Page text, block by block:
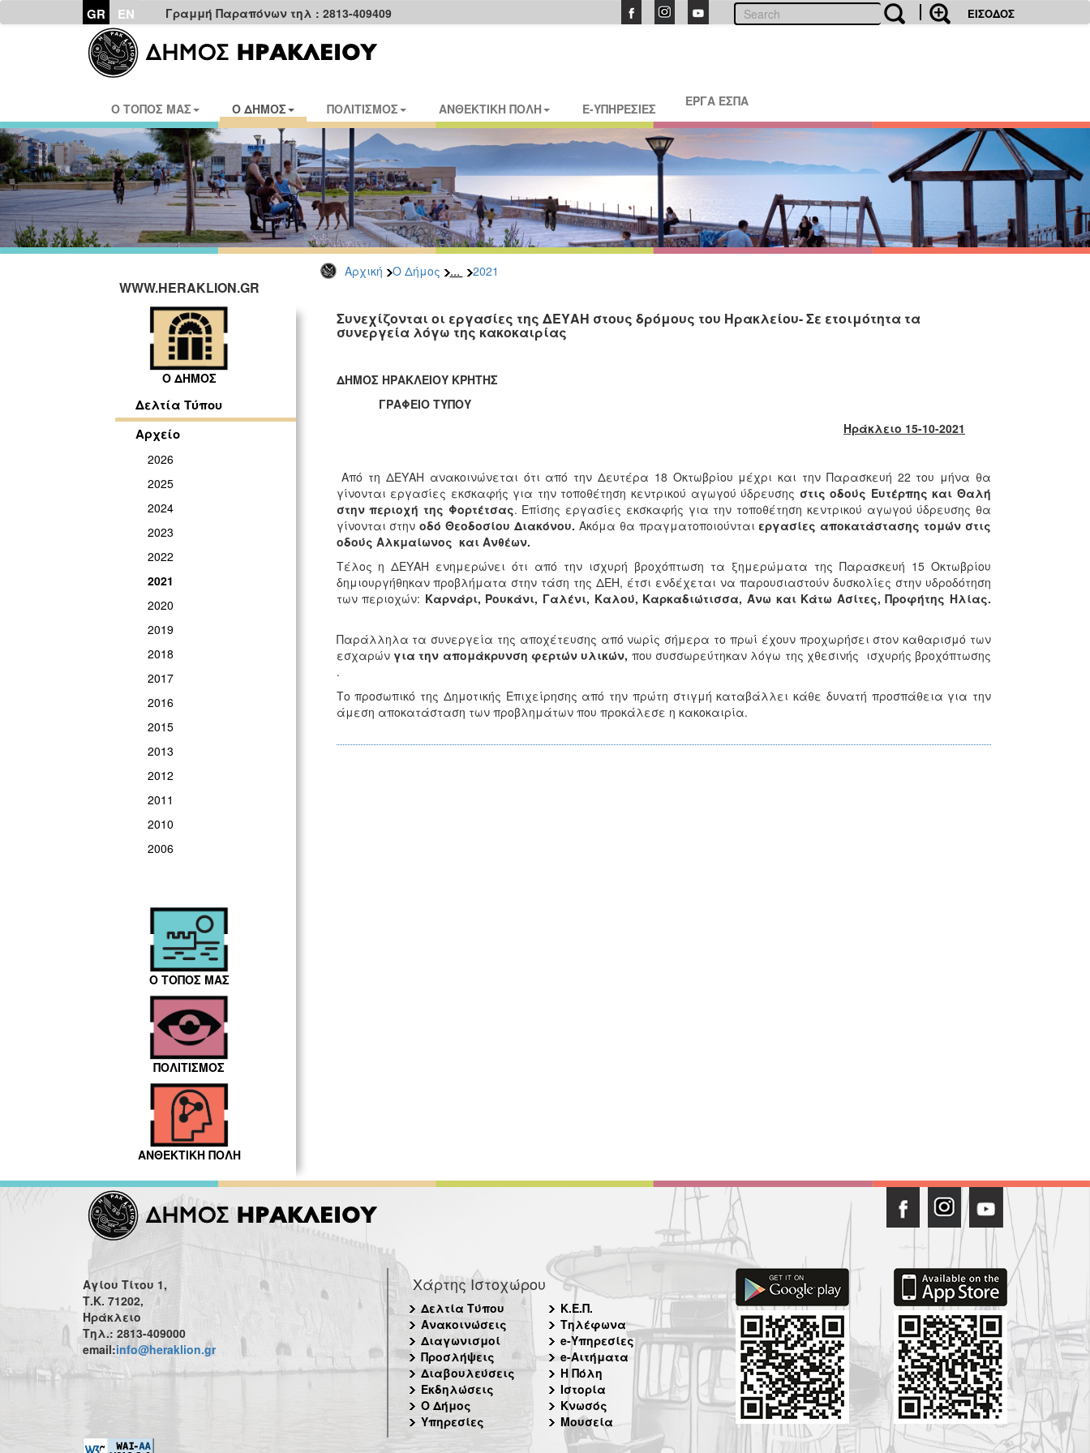
GR EN Γραμμή Παραπόνων τηλ : 2813-409409 ΕΙΣΟΔΟΣ
Ο ΤΟΠΟΣ ΜΑΣ Ο ΔΗΜΟΣ ΠΟΛΙΤΙΣΜΟΣ ΑΝΘΕΚΤΙΚΗ ΠΟΛΗ E-ΥΠΗΡΕΣΙΕΣ ΕΡΓΑ ΕΣΠΑ
Αρχική Ο Δήμος ... 2021
WWW.HERAKLION.GR
Ο ΔΗΜΟΣ
Δελτία Τύπου
Αρχείο
2026
2025
2024
2023
2022
2021
2020
2019
2018
2017
2016
2015
2013
2012
2011
2010
2006
Ο ΤΟΠΟΣ ΜΑΣ
ΠΟΛΙΤΙΣΜΟΣ
ΑΝΘΕΚΤΙΚΗ ΠΟΛΗ
Συνεχίζονται οι εργασίες της ΔΕΥΑΗ στους δρόμους του Ηρακλείου- Σε ετοιμότητα τα
συνεργεία λόγω της κακοκαιρίας
ΔΗΜΟΣ ΗΡΑΚΛΕΙΟΥ ΚΡΗΤΗΣ
ΓΡΑΦΕΙΟ ΤΥΠΟΥ
Ηράκλειο 15-10-2021
Από τη ΔΕΥΑΗ ανακοινώνεται ότι από την Δευτέρα 18 Οκτωβρίου μέχρι και την Παρασκευή 22 του μήνα θα
γίνονται εργασίες εκσκαφής για την τοποθέτηση κεντρικού αγωγού ύδρευσης στις οδούς Ευτέρπης και Θαλή
στην περιοχή της Φορτέτσας. Επίσης εργασίες εκσκαφής για την τοποθέτηση κεντρικού αγωγού ύδρευσης θα
γίνονται στηνοδό Θεοδοσίου Διακόνου. Ακόμα θα πραγματοποιούνται εργασίες αποκατάστασης τομών στις
οδούς Αλκμαίωνος και Ανθέων.
Τέλος η ΔΕΥΑΗ ενημερώνει ότι από την ισχυρή βροχόπτωση τα ξημερώματα της Παρασκευή 15 Οκτωβρίου
δημιουργήθηκαν προβλήματα στην τάση της ΔΕΗ, έτσι ενδέχεται να παρουσιαστούν δυσκολίες στην υδροδότηση
των περιοχών: Καρνάρι, Ρουκάνι, Γαλένι, Καλού, Καρκαδιώτισσα, Άνω και Κάτω Ασίτες, Προφήτης Ηλίας.
Παράλληλα τα συνεργεία της αποχέτευσης από νωρίς σήμερα το πρωί έχουν προχωρήσει στον καθαρισμό των
εσχαρών για την απομάκρυνση φερτών υλικών, που συσσωρεύτηκαν λόγω της χθεσινής ισχυρής βροχόπτωσης
.
Το προσωπικό της Δημοτικής Επιχείρησης από την πρώτη στιγμή καταβάλλει κάθε δυνατή προσπάθεια για την
άμεση αποκατάσταση των προβλημάτων που προκάλεσε η κακοκαιρία.
Αγίου Τίτου 1,
Τ.Κ. 71202,
Ηράκλειο
Τηλ.: 2813-409000
email:info@heraklion.gr
Χάρτης Ιστοχώρου
Δελτία Τύπου
Ανακοινώσεις
Διαγωνισμοί
Προσλήψεις
Διαβουλεύσεις
Εκδηλώσεις
Ο Δήμος
Υπηρεσίες
Κ.Ε.Π.
Τηλέφωνα
e-Υπηρεσίες
e-Αιτήματα
Η Πόλη
Ιστορία
Κνωσός
Μουσεία